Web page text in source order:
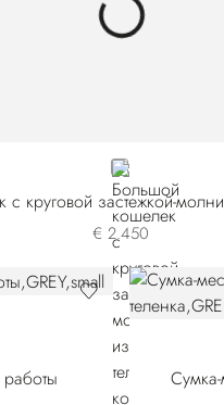
BROWN
круговой застежкой-
€ 2.450